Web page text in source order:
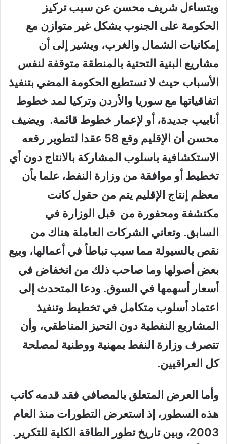
ويتساءل شريف محسن عن سبب تركيز
الحكومة على الجنوب بشكل غير متوازن مع
إمكانيات الشمال والغرب، ويشير إلى أن
مشاريع البنية التحتية بالمنطقة متوقفة لنفس
الأسباب حيث لا تستطيع الحكومة المضي بتنفيذ
اتفاقياتها مع سوريا والأردن وتركيا لمد خطوط
أنابيب جديدة، أو لإعمار خطوط قائمة. ويضيف
محسن أن الإقليم وقع 58 عقدا لتطوير رقعه
الاستكشافية باسلوب المشاركة بالانتاج دون أي
تخطيط أو موافقة من وزارة النفط، علما بأن
معظم إنتاج الإقليم يتم من حقول كانت
مكتشفة ومحفورة من قبل الوزارة في
السابق. وتعاني الشركات العاملة هناك من
نقص بالسيولة مما سبب تباطأ في أعمالها، وبيع
بعض أصولها وما صاحب ذلك من انخفاض في
أسعار أسهمها في السوق. ودعا المتحدث إلى
اعتماد أسلوب متكامل في تخطيط وتنفيذ
المشاريع النفطية دون التحيز المناطقي، وأن
تتصرف وزارة النفط بمهنية ووطنية لمصلحة
كل العراقيين.
وأما العرض المتعلق بالمصافي فقد قدمه كاتب
هذه السطور، إذ استعرض التطورات منذ العام
2003، وبين تاريخ تطور الطاقة الكلية للتكرير.